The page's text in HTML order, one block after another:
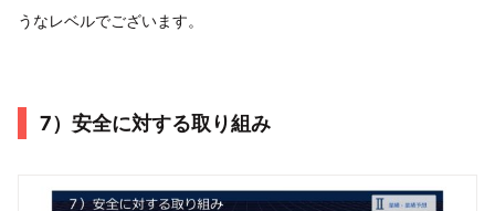
うなレベルでございます。
7）安全に対する取り組み